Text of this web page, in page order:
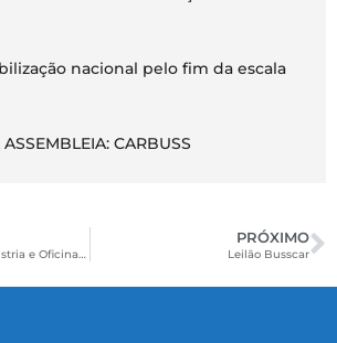
nacional pelo fim da escala
CARBUSS
C.C.T da Categoria Indústria e Oficinas de São Bento do Sul 2016.2017
PRÓXIMO
Leilão Busscar